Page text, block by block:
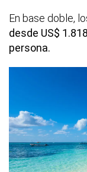
En base doble,
desde US$
persona.